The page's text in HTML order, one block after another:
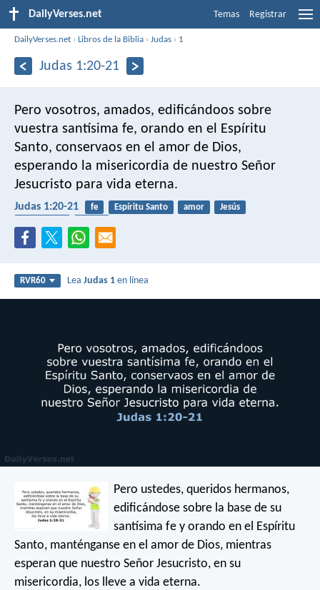
DailyVerses.net Temas Registrar
DailyVerses.net ›Libros de la Biblia ›Judas › 1
Judas 1:20-21
Pero vosotros, amados, edificándoos sobre
vuestra santísima fe, orando en el Espíritu
Santo, conservaos en el amor de Dios,
esperando la misericordia de nuestro Señor
Jesucristo para vida eterna.
Judas 1:20-21 fe Espíritu Santo amor
Jesús
RVR60 LeaJudas 1 en línea
Pero ustedes, queridos hermanos,
edificándose sobre la base de su
santísima fe y orando en el Espíritu
Santo, manténganse en el amor de Dios, mientras
esperan que nuestro Señor Jesucristo, en su
misericordia, los lleve a vida eterna.